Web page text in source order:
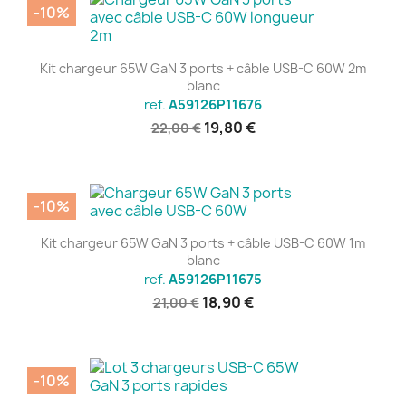
Kit chargeur 65W GaN 3 ports + câble USB-C 60W 2m
blanc
ref. A59126P11676
22,00 € 19,80 €
-10%
Kit chargeur 65W GaN 3 ports + câble USB-C 60W 1m
blanc
ref. A59126P11675
21,00 € 18,90 €
-10%
-10%